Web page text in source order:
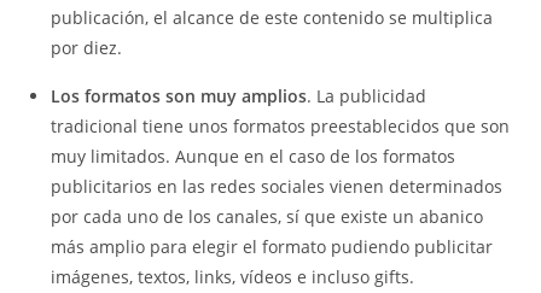
publicación, el alcance de este contenido se multiplica
por diez.
Los formatos son muy amplios. La publicidad
tradicional tiene unos formatos preestablecidos que son
muy limitados. Aunque en el caso de los formatos
publicitarios en las redes sociales vienen determinados
por cada uno de los canales, sí que existe un abanico
más amplio para elegir el formato pudiendo publicitar
imágenes, textos, links, vídeos e incluso gifts.